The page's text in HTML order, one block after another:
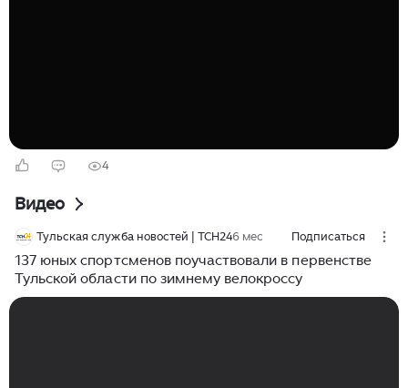
4
Видео
Тульская служба новостей | ТСН246 мес Подписаться
137 юных спортсменов поучаствовали в первенстве
Тульской области по зимнему велокроссу